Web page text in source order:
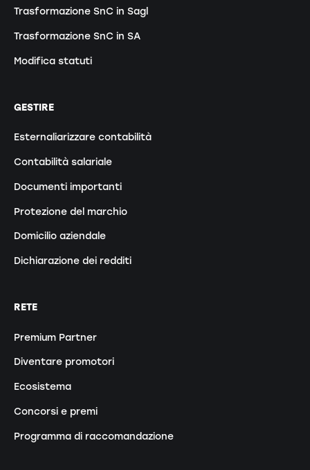
Trasformazione SnC in Sagl
Trasformazione SnC in SA
Modifica statuti
GESTIRE
Esternaliarizzare contabilità
Contabilità salariale
Documenti importanti
Protezione del marchio
Domicilio aziendale
Dichiarazione dei redditi
RETE
Premium Partner
Diventare promotori
Ecosistema
Concorsi e premi
Programma di raccomandazione